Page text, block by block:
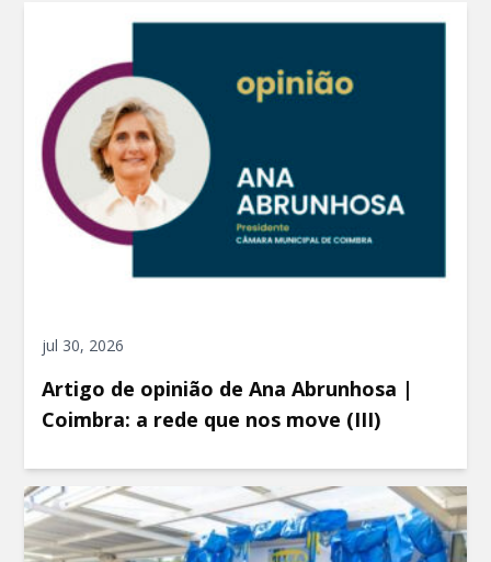
jul 30, 2026
Artigo de opinião de Ana Abrunhosa |
Coimbra: a rede que nos move (III)